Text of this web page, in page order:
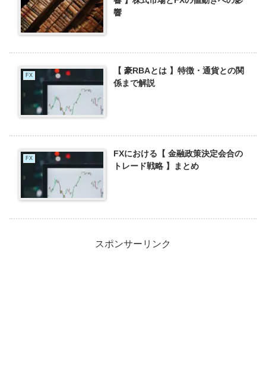
響
FX
【 豪RBAとは 】特徴・通貨との関
係まで解説
FX
FXにおける【 金融政策決定会合の
トレード戦略 】まとめ
スポンサーリンク